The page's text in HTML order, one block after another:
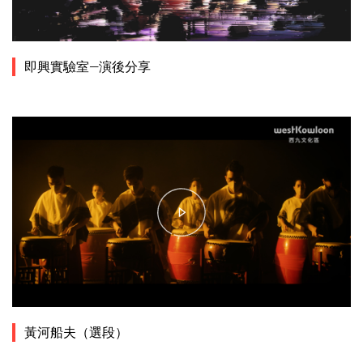
即興實驗室—演後分享
黃河船夫（選段）